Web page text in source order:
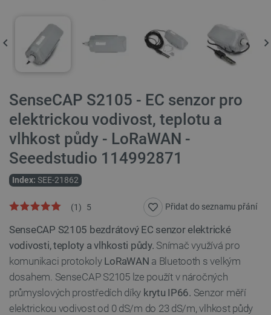
SenseCAP S2105 - EC senzor pro
elektrickou vodivost, teplotu a
vlhkost půdy - LoRaWAN -
Seeedstudio 114992871
Index: SEE-21862
5
(1) Přidat do seznamu přání
SenseCAP S2105 bezdrátový EC senzor elektrické
vodivosti, teploty a vlhkosti půdy. Snímač využívá pro
komunikaci protokoly LoRaWAN a Bluetooth s velkým
dosahem. SenseCAP S2105 lze použít v náročných
průmyslových prostředích díky krytu IP66. Senzor měří
elektrickou vodivost od 0 dS/m do 23 dS/m, vlhkost půdy